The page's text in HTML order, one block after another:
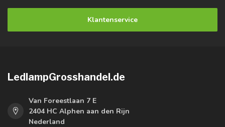
Klantenservice
LedlampGrosshandel.de
Van Foreestlaan 7 E
2404 HC Alphen aan den Rijn
Nederland